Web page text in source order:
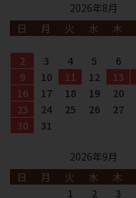
2026年8月
日
月 火 水 木
2
3 4 5 6
9
10 11 12 13
16
17 18 19 20
23
24 25 26 27
30
31
2026年9月
日
月 火 水 木
1
2 3